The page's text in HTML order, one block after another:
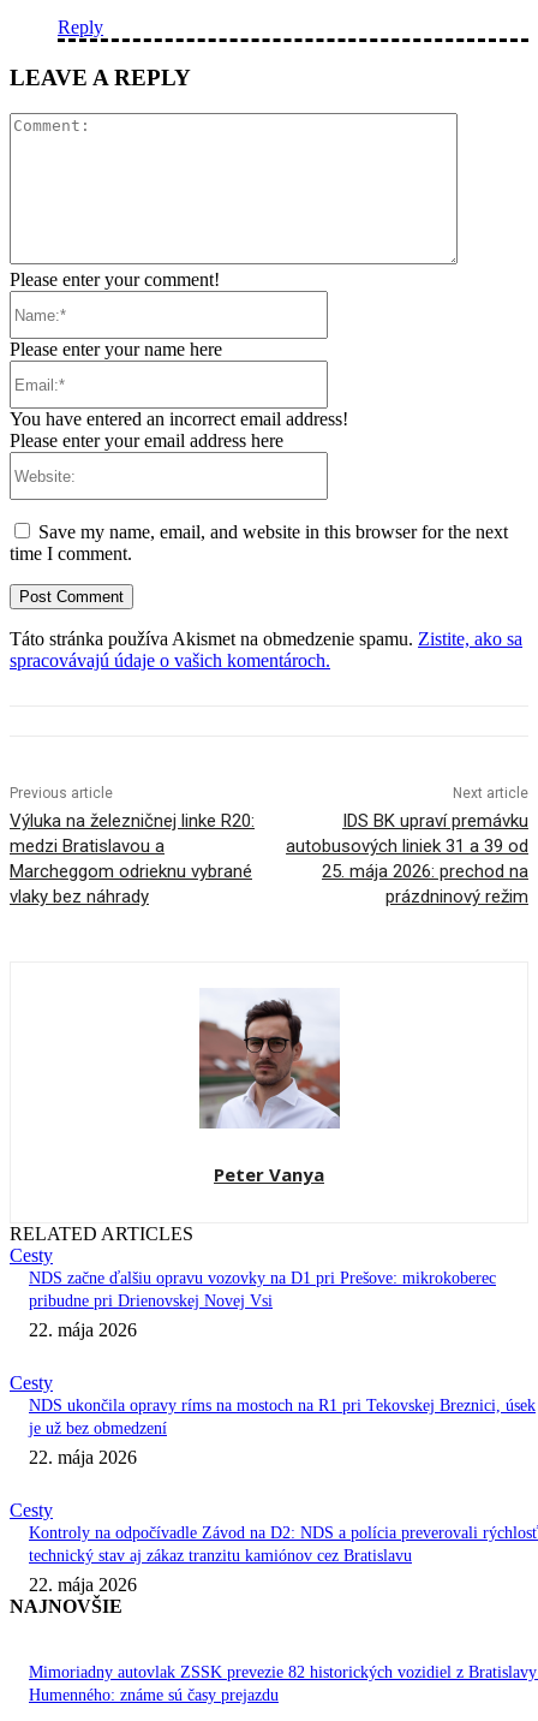
Reply
LEAVE A REPLY
Please enter your comment!
Please enter your name here
You have entered an incorrect email address!
Please enter your email address here
Save my name, email, and website in this browser for the next
time I comment.
Táto stránka používa Akismet na obmedzenie spamu. Zistite, ako sa
spracovávajú údaje o vašich komentároch.
Previous article
Výluka na železničnej linke R20:
medzi Bratislavou a
Marcheggom odrieknu vybrané
vlaky bez náhrady
Next article
IDS BK upraví premávku
autobusových liniek 31 a 39 od
25. mája 2026: prechod na
prázdninový režim
Peter Vanya
RELATED ARTICLES
Cesty
NDS začne ďalšiu opravu vozovky na D1 pri Prešove: mikrokoberec
pribudne pri Drienovskej Novej Vsi
22. mája 2026
Cesty
NDS ukončila opravy ríms na mostoch na R1 pri Tekovskej Breznici, úsek
je už bez obmedzení
22. mája 2026
Cesty
Kontroly na odpočívadle Závod na D2: NDS a polícia preverovali
technický stav aj zákaz tranzitu kamiónov cez Bratislavu
22. mája 2026
NAJNOVŠIE
Mimoriadny autovlak ZSSK prevezie 82 historických vozidiel z
Humenného: známe sú časy prejazdu